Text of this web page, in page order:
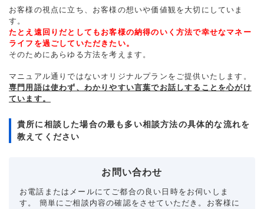
お客様の視点に立ち、お客様の想いや価値観を大切にしていま
す。
たとえ遠回りだとしてもお客様の納得のいく方法で幸せなマネー
ライフを過ごしていただきたい。
そのためにあらゆる方法を考えます。
マニュアル通りではないオリジナルプランをご提供いたします。
専門用語は使わず、わかりやすい言葉でお話しすることを心がけ
ています。
貴所に相談した場合の最も多い相談方法の具体的な流れを
教えてください
お問い合わせ
お電話またはメールにてご都合の良い日時をお伺いしま
す。 簡単にご相談内容の確認をさせていただき。お客様に